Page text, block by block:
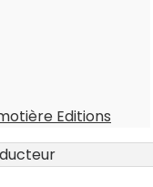
Editions